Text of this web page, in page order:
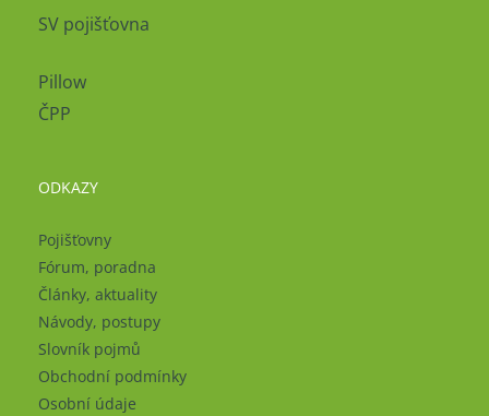
SV pojišťovna
Pillow
ČPP
ODKAZY
Pojišťovny
Fórum, poradna
Články, aktuality
Návody, postupy
Slovník pojmů
Obchodní podmínky
Osobní údaje